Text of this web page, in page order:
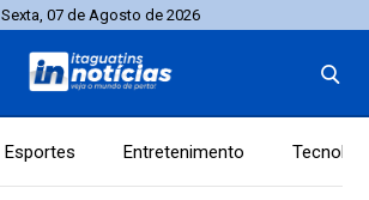
Sexta, 07 de Agosto de 2026
Esportes Entretenimento